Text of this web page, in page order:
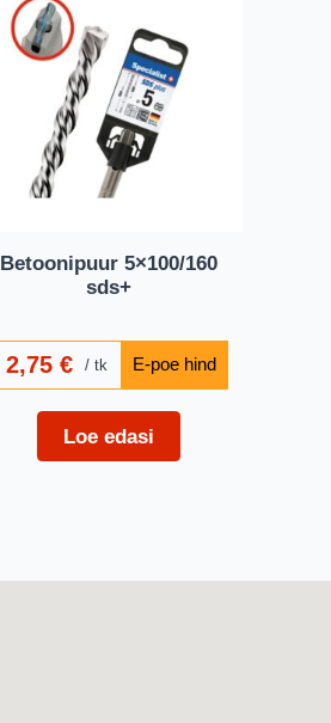
Betoonipuur 5×100/160
sds+
2,75€ tk
Loe edasi